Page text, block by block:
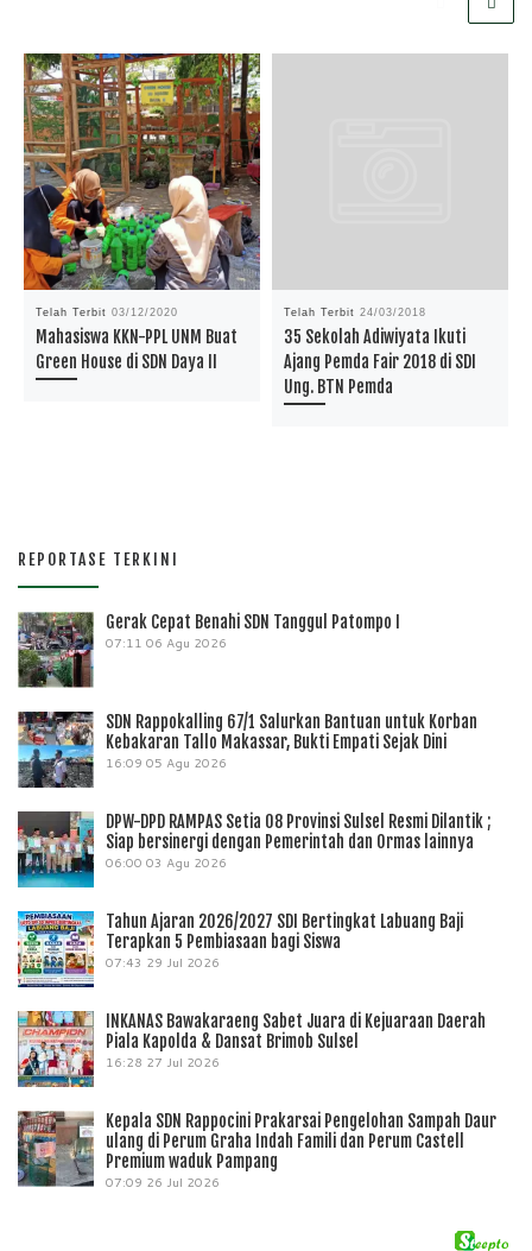
Telah Terbit03/12/2020
Mahasiswa KKN-PPL UNM Buat
Green House di SDN Daya II
Telah Terbit24/03/2018
35 Sekolah Adiwiyata Ikuti
Ajang Pemda Fair 2018 di SDI
Ung. BTN Pemda
REPORTASE TERKINI
Gerak Cepat Benahi SDN Tanggul Patompo I
07:11 06 Agu 2026
SDN Rappokalling 67/1 Salurkan Bantuan untuk Korban
Kebakaran Tallo Makassar, Bukti Empati Sejak Dini
16:09 05 Agu 2026
DPW-DPD RAMPAS Setia 08 Provinsi Sulsel Resmi Dilantik ;
Siap bersinergi dengan Pemerintah dan Ormas lainnya
06:00 03 Agu 2026
Tahun Ajaran 2026/2027 SDI Bertingkat Labuang Baji
Terapkan 5 Pembiasaan bagi Siswa
07:43 29 Jul 2026
INKANAS Bawakaraeng Sabet Juara di Kejuaraan Daerah
Piala Kapolda & Dansat Brimob Sulsel
16:28 27 Jul 2026
Kepala SDN Rappocini Prakarsai Pengelohan Sampah Daur
ulang di Perum Graha Indah Famili dan Perum Castell
Premium waduk Pampang
07:09 26 Jul 2026